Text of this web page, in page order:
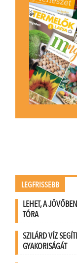
LEGFRISSEBB
LEHET, A
TÓRA
SZILÁRD VÍZ
GYAKORISÁGÁT